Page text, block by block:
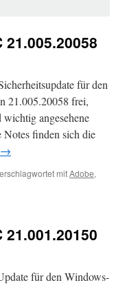
für den
21.005.20058 frei,
angesehene
Notes finden sich die
→
mitAdobe,
für den Windows-